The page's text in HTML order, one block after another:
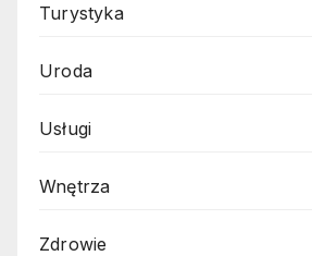
Turystyka
Uroda
Usługi
Wnętrza
Zdrowie